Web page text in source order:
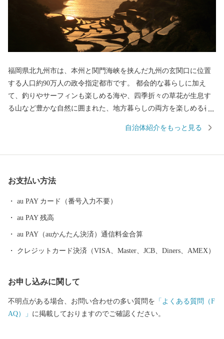
福岡県北九州市は、本州と関門海峡を挟んだ九州の玄関口に位置
する人口約90万人の政令指定都市です。 都会的な暮らしに加え
て、釣りやサーフィンも楽しめる海や、四季折々の草花が生息す
る山など豊かな自然に囲まれた、地方暮らしの両方を楽しめる都
明太子など本市ならではの返礼品に加え、黒毛和牛・ウナギ・カ
自治体紹介をもっと見る
お支払い方法
au PAY カード（番号入力不要）
au PAY 残高
au PAY（auかんたん決済）通信料金合算
クレジットカード決済（VISA、Master、JCB、Diners、AMEX）
お申し込みに関して
不明点がある場合、お問い合わせの多い質問を 「よくある質問（F
AQ）」 に掲載しておりますのでご確認ください。